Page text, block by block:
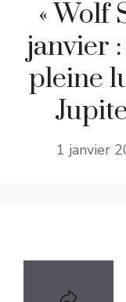
« Wolf
janvier
pleine
1 janvier